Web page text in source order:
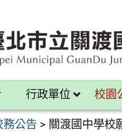
行政單位 校園
務公告 > 關渡國中學校